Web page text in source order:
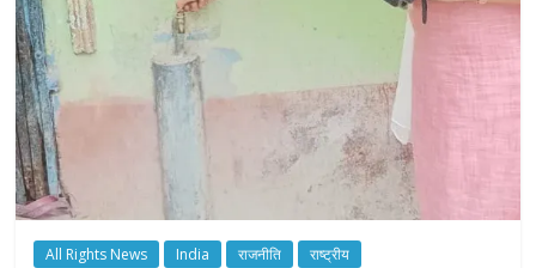
All Rights News India राजनीति राष्ट्रीय